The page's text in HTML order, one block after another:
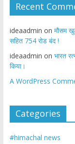
Recent
ideaadmin on मौसम
सहित 754 रोड बंद !
ideaadmin on भारत
किया।
A WordPress
Categories
#himachal news